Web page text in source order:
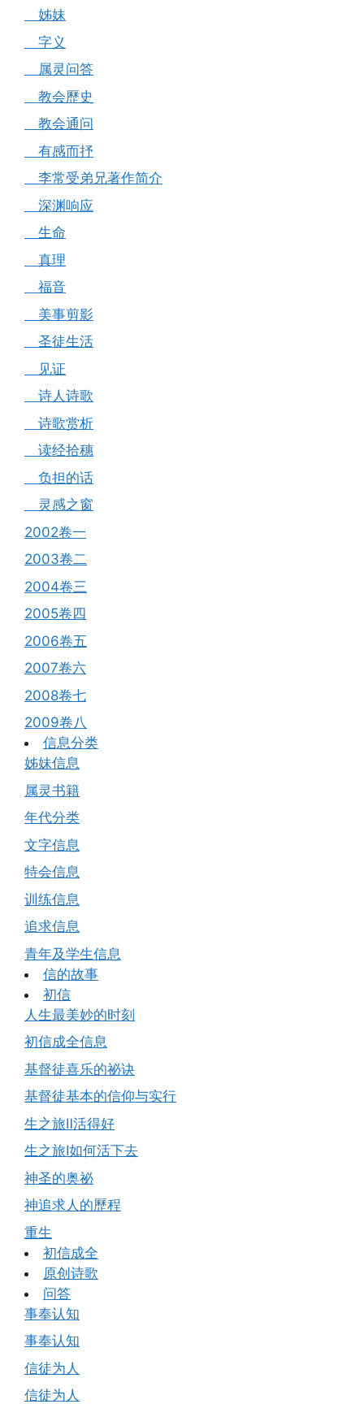
姊妹
字义
属灵问答
教会歷史
教会通问
有感而抒
李常受弟兄著作简介
深渊响应
生命
真理
福音
美事剪影
圣徒生活
见证
诗人诗歌
诗歌赏析
读经拾穗
负担的话
灵感之窗
2002卷一
2003卷二
2004卷三
2005卷四
2006卷五
2007卷六
2008卷七
2009卷八
信息分类
姊妹信息
属灵书籍
年代分类
文字信息
特会信息
训练信息
追求信息
青年及学生信息
信的故事
初信
人生最美妙的时刻
初信成全信息
基督徒喜乐的祕诀
基督徒基本的信仰与实行
生之旅Ⅱ活得好
生之旅Ⅰ如何活下去
神圣的奥祕
神追求人的歷程
重生
初信成全
原创诗歌
问答
事奉认知
事奉认知
信徒为人
信徒为人